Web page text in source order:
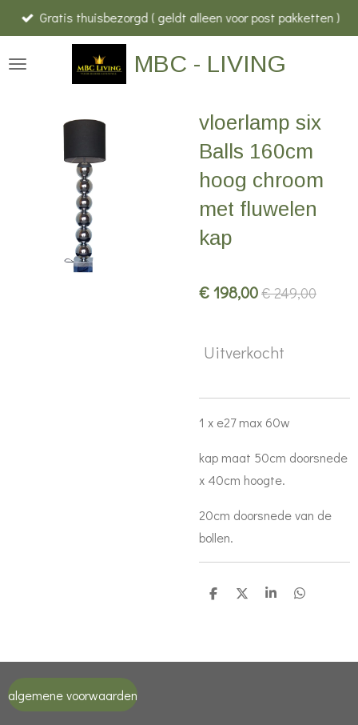
Ga
direct
naar
MBC - LIVING
Gratis thuisbezorgd ( geldt alleen voor post pakketten )
vloerlamp six
Balls 160cm
hoog chroom
met fluwelen
kap
€ 198,00€ 249,00
Uitverkocht
1 x e27 max 60w
kap maat 50cm doorsnede
x 40cm hoogte.
20cm doorsnede van de
bollen.
D
D
S
D
algemene voorwaarden